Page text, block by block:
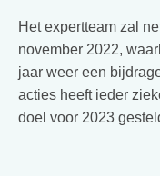
Het expertteam zal
november 2022,
jaar weer een
acties heeft ieder
doel voor 2023